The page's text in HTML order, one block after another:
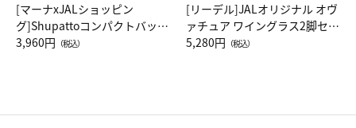
[マーナxJALショッピン
グ]Shupattoコンパクトバッグ
Drop JAL客室乗務員（LC）ス
3,960円 （税込）
[リーデル]JALオリジナル オヴ
ァチュア ワイングラス2脚セッ
ト（レッドワイン）
5,280円 （税込）